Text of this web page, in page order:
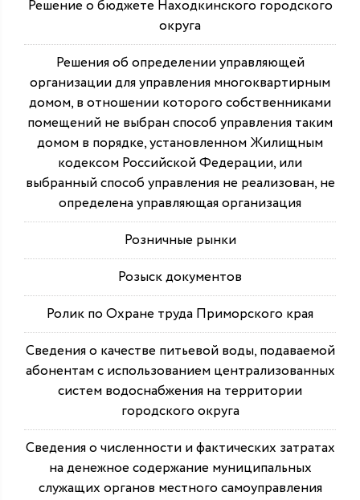
Решение о бюджете Находкинского городского
округа
Решения об определении управляющей
организации для управления многоквартирным
домом, в отношении которого собственниками
помещений не выбран способ управления таким
домом в порядке, установленном Жилищным
кодексом Российской Федерации, или
выбранный способ управления не реализован, не
определена управляющая организация
Розничные рынки
Розыск документов
Ролик по Охране труда Приморского края
Сведения о качестве питьевой воды, подаваемой
абонентам с использованием централизованных
систем водоснабжения на территории
городского округа
Сведения о численности и фактических затратах
на денежное содержание муниципальных
служащих органов местного самоуправления